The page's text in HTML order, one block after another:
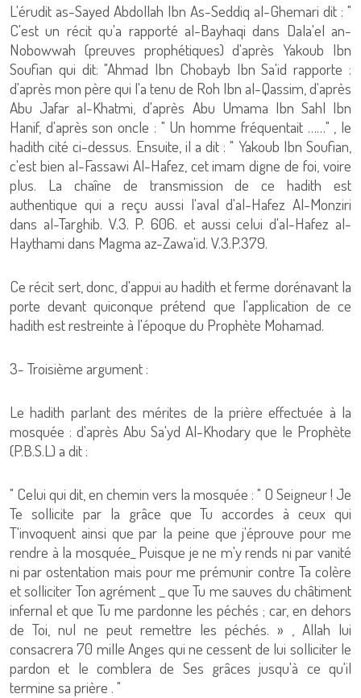
L'érudit as-Sayed Abdollah Ibn As-Seddiq al-Ghemari dit : "
C'est un récit qu'a rapporté al-Bayhaqi dans Dala'el an-
Nobowwah (preuves prophétiques) d'après Yakoub Ibn
Soufian qui dit: "Ahmad Ibn Chobayb Ibn Sa'id rapporte :
d'après mon père qui l'a tenu de Roh Ibn al-Qassim, d'après
Abu Jafar al-Khatmi, d'après Abu Umama Ibn Sahl Ibn
Hanif, d'après son oncle : " Un homme fréquentait ……" , le
hadith cité ci-dessus. Ensuite, il a dit : " Yakoub Ibn Soufian,
c'est bien al-Fassawi Al-Hafez, cet imam digne de foi, voire
plus. La chaîne de transmission de ce hadith est
authentique qui a reçu aussi l'aval d'al-Hafez Al-Monziri
dans al-Targhib. V.3. P. 606. et aussi celui d'al-Hafez al-
Haythami dans Magma az-Zawa'id. V.3.P.379.
Ce récit sert, donc, d'appui au hadith et ferme dorénavant la
porte devant quiconque prétend que l'application de ce
hadith est restreinte à l'époque du Prophète Mohamad.
3- Troisième argument :
Le hadith parlant des mérites de la prière effectuée à la
mosquée : d'après Abu Sa'yd Al-Khodary que le Prophète
(P.B.S.L) a dit :
" Celui qui dit, en chemin vers la mosquée : " O Seigneur ! Je
Te sollicite par la grâce que Tu accordes à ceux qui
T'invoquent ainsi que par la peine que j'éprouve pour me
rendre à la mosquée_ Puisque je ne m'y rends ni par vanité
ni par ostentation mais pour me prémunir contre Ta colère
et solliciter Ton agrément _ que Tu me sauves du châtiment
infernal et que Tu me pardonne les péchés ; car, en dehors
de Toi, nul ne peut remettre les péchés. » , Allah lui
consacrera 70 mille Anges qui ne cessent de lui solliciter le
pardon et le comblera de Ses grâces jusqu'à ce qu'il
termine sa prière . "